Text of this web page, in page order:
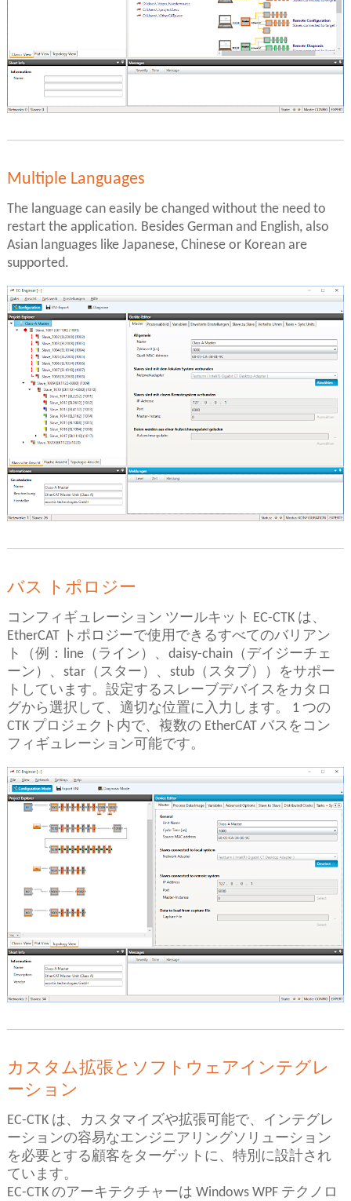
Multiple Languages
The language can easily be changed without the need to
restart the application. Besides German and English, also
Asian languages like Japanese, Chinese or Korean are
supported.
バス トポロジー
コンフィギュレーション ツールキット EC-CTK は、
EtherCAT トポロジーで使用できるすべてのバリアン
ト（例：line（ライン）、daisy-chain（デイジーチェ
ーン）、star（スター）、stub（スタブ））をサポー
トしています。設定するスレーブデバイスをカタロ
グから選択して、適切な位置に入力します。 1 つの
CTK プロジェクト内で、複数の EtherCAT バスをコン
フィギュレーション可能です。
カスタム拡張とソフトウェアインテグレ
ーション
EC-CTK は、カスタマイズや拡張可能で、インテグレ
ーションの容易なエンジニアリングソリューション
を必要とする顧客をターゲットに、特別に設計され
ています。
EC-CTK のアーキテクチャーは Windows WPF テクノロ